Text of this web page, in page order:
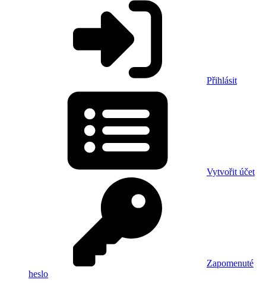
Přihlásit
Vytvořit účet
Zapomenuté
heslo